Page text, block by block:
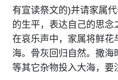
有宣读祭文的)并请家属
的生平，表达自己的思念
在哀乐声中，家属将鲜花
海。骨灰回归自然。撒海
等其它杂物投入大海，要